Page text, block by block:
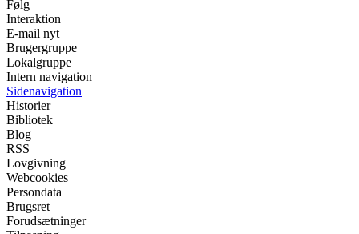
Følg
Interaktion
E-mail nyt
Brugergruppe
Lokalgruppe
Intern navigation
Sidenavigation
Historier
Bibliotek
Blog
RSS
Lovgivning
Webcookies
Persondata
Brugsret
Forudsætninger